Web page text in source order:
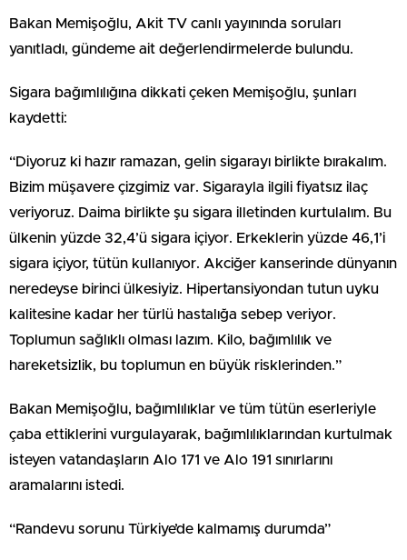
Bakan Memişoğlu, Akit TV canlı yayınında soruları
yanıtladı, gündeme ait değerlendirmelerde bulundu.
Sigara bağımlılığına dikkati çeken Memişoğlu, şunları
kaydetti:
“Diyoruz ki hazır ramazan, gelin sigarayı birlikte bırakalım.
Bizim müşavere çizgimiz var. Sigarayla ilgili fiyatsız ilaç
veriyoruz. Daima birlikte şu sigara illetinden kurtulalım. Bu
ülkenin yüzde 32,4’ü sigara içiyor. Erkeklerin yüzde 46,1’i
sigara içiyor, tütün kullanıyor. Akciğer kanserinde dünyanın
neredeyse birinci ülkesiyiz. Hipertansiyondan tutun uyku
kalitesine kadar her türlü hastalığa sebep veriyor.
Toplumun sağlıklı olması lazım. Kilo, bağımlılık ve
hareketsizlik, bu toplumun en büyük risklerinden.”
Bakan Memişoğlu, bağımlılıklar ve tüm tütün eserleriyle
çaba ettiklerini vurgulayarak, bağımlılıklarından kurtulmak
isteyen vatandaşların Alo 171 ve Alo 191 sınırlarını
aramalarını istedi.
“Randevu sorunu Türkiye’de kalmamış durumda”